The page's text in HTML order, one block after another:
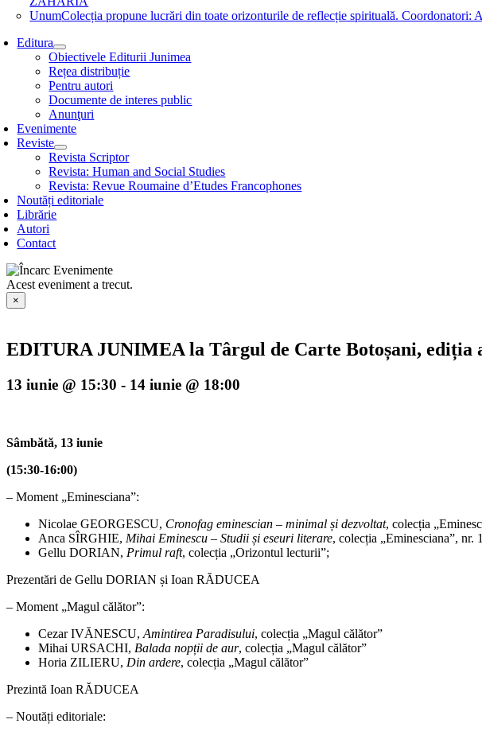
UnumColecția propune lucrări din toate orizonturile de reflecție spirituală.
Editura
Obiectivele Editurii Junimea
Rețea distribuție
Pentru autori
Documente de interes public
Anunţuri
Evenimente
Reviste
Revista Scriptor
Revista: Human and Social Studies
Revista: Revue Roumaine d’Etudes Francophones
Noutăți editoriale
Librărie
Autori
Contact
Acest eveniment a trecut.
×
EDITURA JUNIMEA la Târgul de Carte Botoșani, ediția
13 iunie @ 15:30 - 14 iunie @ 18:00
Sâmbătă, 13 iunie
(15:30-16:00)
– Moment „Eminesciana”:
Nicolae GEORGESCU, Cronofag eminescian – minimal și dezvoltat, colecția
Anca SÎRGHIE, Mihai Eminescu – Studii și eseuri literare, colecția „Eminesciana”, nr.
Gellu DORIAN, Primul raft, colecția „Orizontul lecturii”;
Prezentări de Gellu DORIAN și Ioan RĂDUCEA
– Moment „Magul călător”:
Cezar IVĂNESCU, Amintirea Paradisului, colecția „Magul călător”
Mihai URSACHI, Balada nopții de aur, colecția „Magul călător”
Horia ZILIERU, Din ardere, colecția „Magul călător”
Prezintă Ioan RĂDUCEA
– Noutăți editoriale: